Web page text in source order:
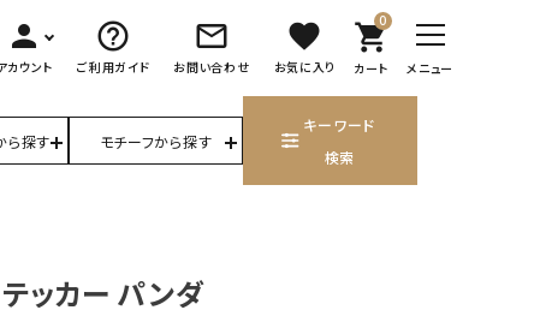
person
カウント
help_outline
ご利用ガイド
mail_outline
お問い合わせ
favorite
お気に入り
0
shopping_cart
カート メニュー
ら探す モチーフから探す
キーワード
検索
ッカー パンダ